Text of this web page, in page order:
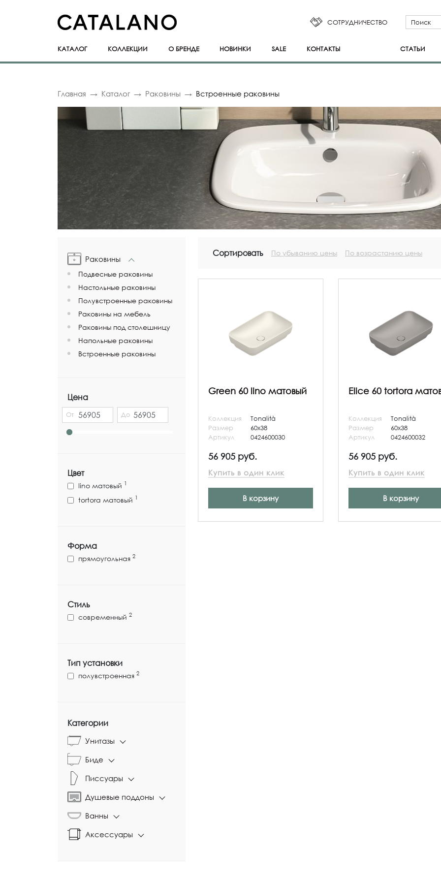
СОТРУДНИЧЕСТВО
КАТАЛОГ КОЛЛЕКЦИИ О БРЕНДЕ НОВИНКИ SALE КОНТАКТЫ СТАТЬИ
Главная Каталог Раковины Встроенные раковины
Раковины
Подвесные раковины
Настольные раковины
Полувстроенные раковины
Раковины на мебель
Раковины под столешницу
Напольные раковины
Встроенные раковины
Цена
От До
Цвет
lino матовый 1
tortora матовый 1
Форма
прямоугольная 2
Стиль
современный 2
Тип установки
полувстроенная 2
Категории
Унитазы
Биде
Писсуары
Душевые поддоны
Ванны
Аксессуары
Сортировать По убыванию цены По возрастанию цены
Green 60 lino матовый
Коллекция
Tonalità
Размер
60x38
Артикул
0424600030
56 905 руб.
Купить в один клик
В корзину
Elice 60 tortora
Коллекция
Tonalità
Размер
60x38
Артикул
0424600032
56 905 руб.
Купить в один клик
В корзину